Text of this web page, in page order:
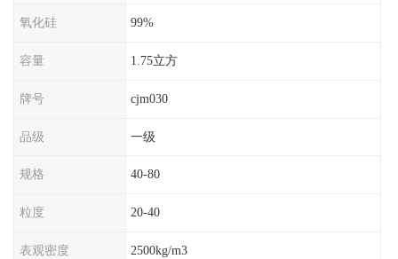
氧化硅 99%
容量 1.75立方
牌号 cjm030
品级 一级
规格 40-80
粒度 20-40
表观密度 2500kg/m3